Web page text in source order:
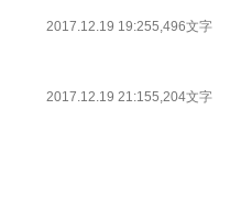
2017.12.19 19:255,496文字
2017.12.19 21:155,204文字